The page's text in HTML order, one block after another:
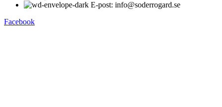
E-post: info@soderrogard.se
Facebook